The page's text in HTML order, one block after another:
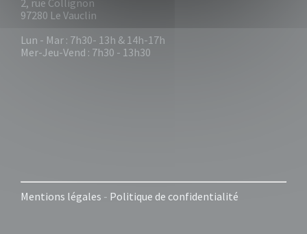
2, rue Collignon
97280 Le Vauclin
Lun - Mar : 7h30- 13h & 14h-17h
Mer-Jeu-Vend : 7h30 - 13h30
Mentions légales - Politique de confidentialité